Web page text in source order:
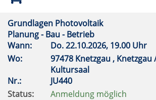
Grundlagen Photovoltaik
Planung - Bau - Betrieb
Wann:
Do.22.10.2026, 19.00 Uhr
Wo:
97478 Knetzgau , Knetzgau
Kultursaal
Nr.:
JU440
Status:
Anmeldung möglich